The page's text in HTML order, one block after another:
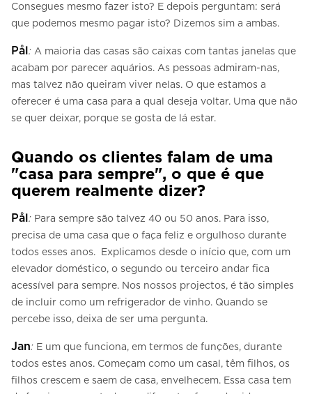
Consegues mesmo fazer isto? E depois perguntam: será
que podemos mesmo pagar isto? Dizemos sim a ambas.
Pål: A maioria das casas são caixas com tantas janelas que
acabam por parecer aquários. As pessoas admiram-nas,
mas talvez não queiram viver nelas. O que estamos a
oferecer é uma casa para a qual deseja voltar. Uma que não
se quer deixar, porque se gosta de lá estar.
Quando os clientes falam de uma
"casa para sempre", o que é que
querem realmente dizer?
Pål: Para sempre são talvez 40 ou 50 anos. Para isso,
precisa de uma casa que o faça feliz e orgulhoso durante
todos esses anos. Explicamos desde o início que, com um
elevador doméstico, o segundo ou terceiro andar fica
acessível para sempre. Nos nossos projectos, é tão simples
de incluir como um refrigerador de vinho. Quando se
percebe isso, deixa de ser uma pergunta.
Jan: E um que funciona, em termos de funções, durante
todos estes anos. Começam como um casal, têm filhos, os
filhos crescem e saem de casa, envelhecem. Essa casa tem